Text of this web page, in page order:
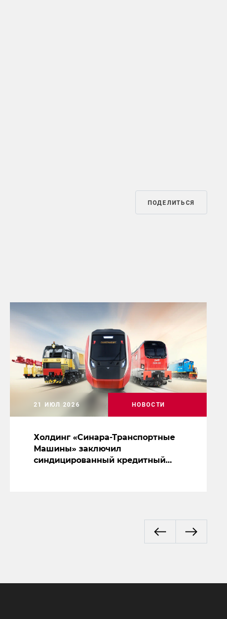
ПОДЕЛИТЬСЯ
Холдинг «Синара-Транспортные
Машины» заключил
синдицированный кредитный
21 ИЮЛ 2026 НОВОСТИ